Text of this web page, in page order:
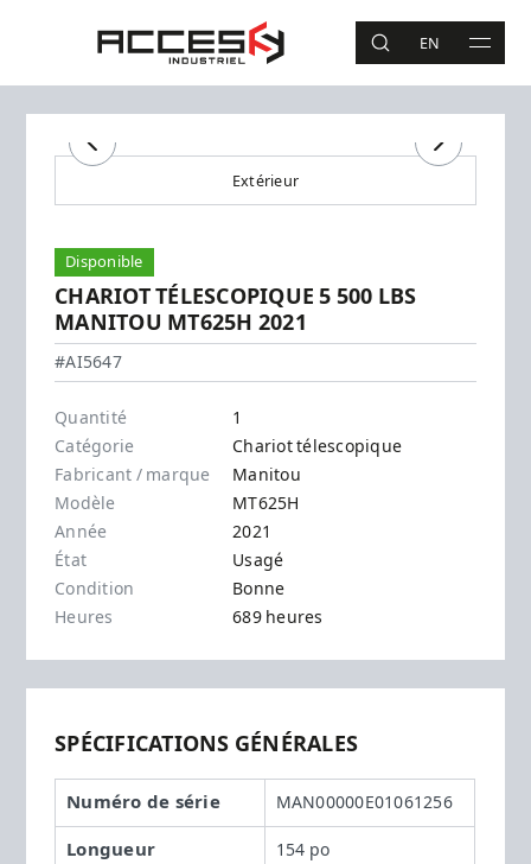
Accès Industriel
RECHERCHE
EN MAIN
Recherche
Précédent Suivant
Extérieur
Disponible
CHARIOT TÉLESCOPIQUE 5 500 LBS
MANITOU MT625H 2021
Manitou - MT625H
#AI5647
Quantité
1
Catégorie
Chariot télescopique
Fabricant / marque
Manitou
Modèle
MT625H
Année
2021
État
Usagé
Condition
Bonne
Heures
689 heures
SPÉCIFICATIONS GÉNÉRALES
Numéro de série MAN00000E01061256
Longueur 154 po